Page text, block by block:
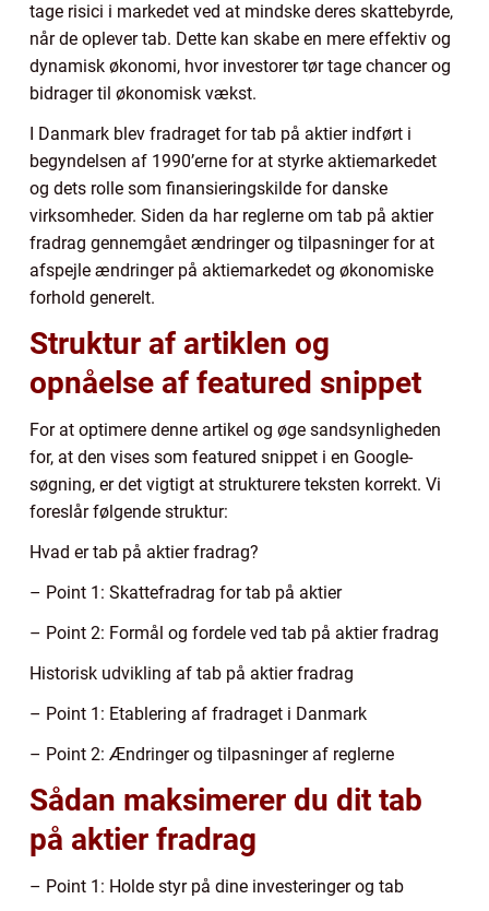
tage risici i markedet ved at mindske deres skattebyrde,
når de oplever tab. Dette kan skabe en mere effektiv og
dynamisk økonomi, hvor investorer tør tage chancer og
bidrager til økonomisk vækst.
I Danmark blev fradraget for tab på aktier indført i
begyndelsen af 1990’erne for at styrke aktiemarkedet
og dets rolle som finansieringskilde for danske
virksomheder. Siden da har reglerne om tab på aktier
fradrag gennemgået ændringer og tilpasninger for at
afspejle ændringer på aktiemarkedet og økonomiske
forhold generelt.
Struktur af artiklen og
opnåelse af featured snippet
For at optimere denne artikel og øge sandsynligheden
for, at den vises som featured snippet i en Google-
søgning, er det vigtigt at strukturere teksten korrekt. Vi
foreslår følgende struktur:
Hvad er tab på aktier fradrag?
– Point 1: Skattefradrag for tab på aktier
– Point 2: Formål og fordele ved tab på aktier fradrag
Historisk udvikling af tab på aktier fradrag
– Point 1: Etablering af fradraget i Danmark
– Point 2: Ændringer og tilpasninger af reglerne
Sådan maksimerer du dit tab
på aktier fradrag
– Point 1: Holde styr på dine investeringer og tab